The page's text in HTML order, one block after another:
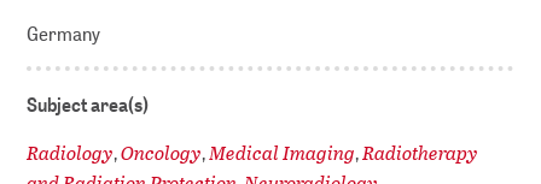
Germany
Subject area(s)
Radiology,Oncology,Medical Imaging,Radiotherapy